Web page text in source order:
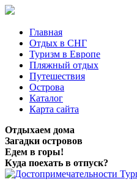
Главная
Отдых в СНГ
Туризм в Европе
Пляжный отдых
Путешествия
Острова
Каталог
Карта сайта
Отдыхаем дома
Загадки островов
Едем в горы!
Куда поехать в отпуск?